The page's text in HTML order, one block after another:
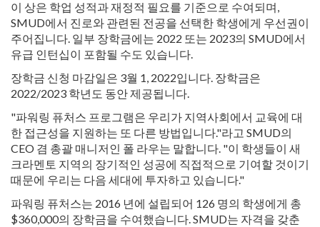
이 상은 학업 성적과 재정적 필요를 기준으로 수여되며,
SMUD에서 진로와 관련된 전공을 선택한 학생에게 우선권이
주어집니다. 일부 장학금에는 2022 또는 2023의 SMUD에서
유급 인턴십이 포함될 수도 있습니다.
장학금 신청 마감일은 3월 1, 2022입니다. 장학금은
2022/2023 학년도 동안 제공됩니다.
"파워링 퓨처스 프로그램은 우리가 지역사회에서 교육에 대
한 접근성을 지원하는 또 다른 방법입니다."라고 SMUD의
CEO 겸 총괄 매니저인 폴 라우는 말합니다. "이 학생들이 새
크라멘토 지역의 장기적인 성공에 직접적으로 기여할 것이기
때문에 우리는 다음 세대에 투자하고 있습니다."
파워링 퓨처스는 2016 년에 설립되어 126 명의 학생에게 총
$360,000의 장학금을 수여했습니다. SMUD는 자격을 갖춘